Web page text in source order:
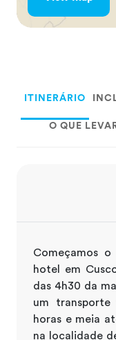
ITINERÁRIO
O QUE
Começamos
hotel em
das 4h30 da
um
horas e meia
na localidade